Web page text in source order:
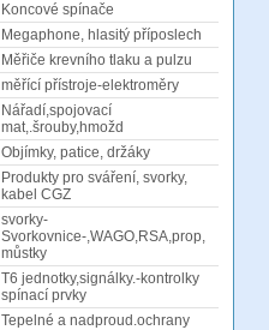
Koncové spínače
Megaphone, hlasitý příposlech
Měřiče krevního tlaku a pulzu
měřící přístroje-elektroměry
Nářadí,spojovací
mat,.šrouby,hmožd
Objímky, patice, držáky
Produkty pro sváření, svorky,
kabel CGZ
svorky-
Svorkovnice-,WAGO,RSA,prop,
můstky
T6 jednotky,signálky.-kontrolky
spínací prvky
Tepelné a nadproud.ochrany